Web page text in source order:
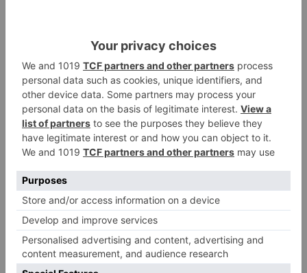
cartel ya ha reavivado el debate sobre el
equilibrio entre gasto público, oferta cultural y
capacidad de atracción turística durante una de
las citas más importantes del año en Burgos.
San Pedro y San Pablo
LO + VISTO
1
Detienen a un joven de 27 años
por el robo de cableado y por
atentado contra los agentes